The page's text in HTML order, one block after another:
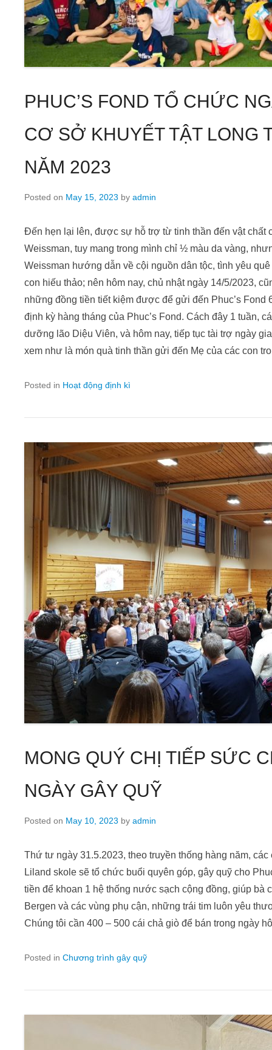
PHUC’S FOND TỔ CHỨC
CƠ SỞ KHUYẾT TẬT LONG
NĂM 2023
Posted on May 15, 2023 by admin
Đến hẹn lại lên, được sự hỗ trợ từ tinh thần đến vật chất
Weissman, tuy mang trong mình chỉ ½ màu da vàng,
Weissman hướng dẫn về cội nguồn dân tộc, tình yêu
con hiếu thảo; nên hôm nay, chủ nhật ngày 14/5/2023,
những đồng tiền tiết kiệm được để gửi đến Phuc’s Fond
định kỳ hàng tháng của Phuc’s Fond. Cách đây 1 tuần,
dưỡng lão Diệu Viên, và hôm nay, tiếp tục tài trợ ngày
xem như là món quà tinh thần gửi đến Mẹ của các con
Posted in Hoạt động định kì
MONG QUÝ CHỊ TIẾP SỨC
NGÀY GÂY QUỸ
Posted on May 10, 2023 by admin
Thứ tư ngày 31.5.2023, theo truyền thống hàng năm,
Liland skole sẽ tổ chức buổi quyên góp, gây quỹ cho
tiền để khoan 1 hệ thống nước sạch cộng đồng, giúp bà
Bergen và các vùng phụ cận, những trái tim luôn yêu
Chúng tôi cần 400 – 500 cái chả giò để bán trong ngày
Posted in Chương trình gây quỹ